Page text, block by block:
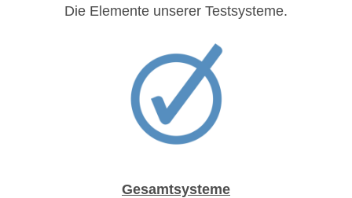
Die Elemente unserer Testsysteme.
Gesamtsysteme